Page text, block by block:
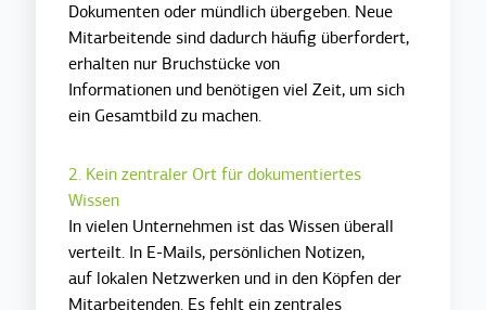
Dokumenten oder mündlich übergeben. Neue
Mitarbeitende sind dadurch häufig überfordert,
erhalten nur Bruchstücke von
Informationen und benötigen viel Zeit, um sich
ein Gesamtbild zu machen.
2. Kein zentraler Ort für dokumentiertes
Wissen
In vielen Unternehmen ist das Wissen überall
verteilt. In E-Mails, persönlichen Notizen,
auf lokalen Netzwerken und in den Köpfen der
Mitarbeitenden. Es fehlt ein zentrales